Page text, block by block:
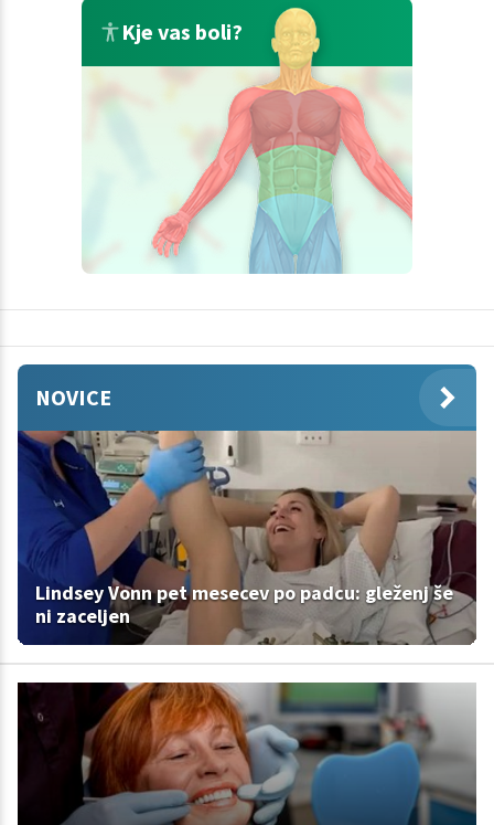
Kje vas boli?
NOVICE
Lindsey Vonn pet mesecev po padcu: gleženj še
ni zaceljen